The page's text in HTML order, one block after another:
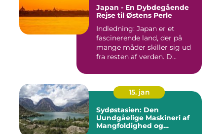
Japan - En Dybdegående
Rejse til Østens Perle
Indledning: Japan er et
fascinerende land, der på
mange måder skiller sig ud
fra resten af verden. D...
15. jan
Sydøstasien: Den
Uundgåelige Maskineri af
Mangfoldighed og